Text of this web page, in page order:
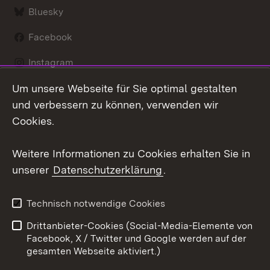
Bluesky
Facebook
Instagram
LinkedIn
Datenschutz
Barrierefreiheit
Impressum
Cookies
Um unsere Webseite für Sie optimal gestalten
und verbessern zu können, verwenden wir
Cookies.
Weitere Informationen zu Cookies erhalten Sie in
unserer Datenschutzerklärung.
Technisch notwendige Cookies
Drittanbieter-Cookies (Social-Media-Elemente von
Facebook, X / Twitter und Google werden auf der
gesamten Webseite aktiviert.)